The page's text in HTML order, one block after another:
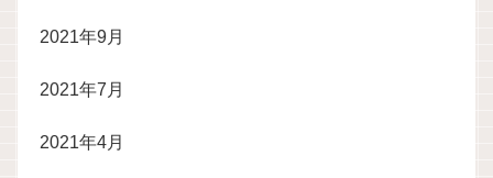
2021年9月
2021年7月
2021年4月